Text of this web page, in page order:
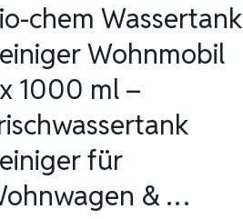
…
chem Wassertank
Wohnmobil
1000 ml –
für
& …